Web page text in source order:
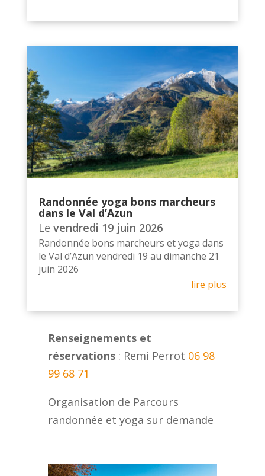
Randonnée yoga bons marcheurs
dans le Val d’Azun
Le vendredi 19 juin 2026
Randonnée bons marcheurs et yoga dans
le Val d’Azun vendredi 19 au dimanche 21
juin 2026
lire plus
Renseignements et
réservations: Remi Perrot 06 98
99 68 71
Organisation de Parcours
randonnée et yoga sur demande